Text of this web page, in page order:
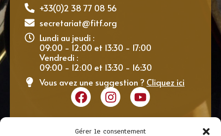
Gérer le consentement
+33(0)2 38 77 08 56
secretariat@fitf.org
Lundi au jeudi :
09:00 - 12:00 et 13:30 - 17:00
Vendredi :
09:00 - 12:00 et 13:30 - 16:30
Vous avez une suggestion ? Cliquez ici